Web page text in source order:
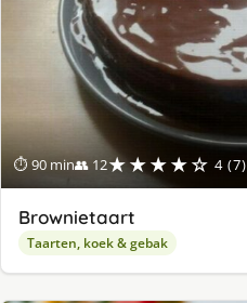
⏱ 90 min👥 12★★★★☆ 4 (7)
Brownietaart
Taarten, koek & gebak